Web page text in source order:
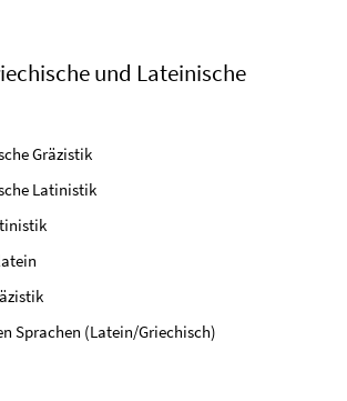
und Lateinische
Gräzistik
Latinistik
Sprachen (Latein/Griechisch)